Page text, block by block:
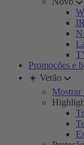
Promoções e
☀️ Verão
Mostrar